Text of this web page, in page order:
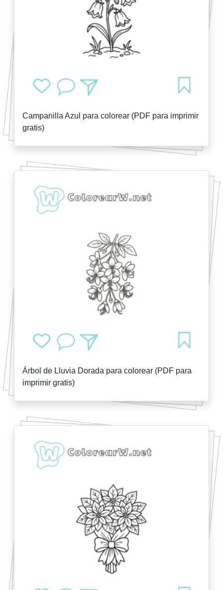
Campanilla Azul para colorear (PDF para imprimir
gratis)
Árbol de Lluvia Dorada para colorear (PDF para
imprimir gratis)